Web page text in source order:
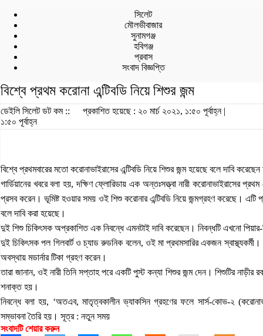
সিলেট
মৌলভীবাজার
সুনামগঞ্জ
হবিগঞ্জ
প্রবাস
সংবাদ বিজ্ঞপ্তি
বিশ্বে প্রথম করোনা এন্টিবডি নিয়ে শিশুর জন্ম
ডেইলি সিলেট ডট কম ::
প্রকাশিত হয়েছে : ২০ মার্চ ২০২১, ১:৫০ পূর্বাহ্ন |
১:৫০ পূর্বাহ্ন
বিশ্বে প্রথমবারের মতো করোনাভাইরাসের এন্টিবডি নিয়ে শিশুর জন্ম হয়েছে বলে দাবি
গার্ডিয়ানের খবরে বলা হয়, দক্ষিণ ফ্লোরিডায় এক অন্তঃসত্ত্বা নারী করোনাভাইরাসের
প্রসব করেন। ভূমিষ্ট হওয়ার সময় ওই শিশু করোনার এন্টিবডি নিয়ে জন্মগ্রহণ করেছে। এটি
বলে দাবি করা হয়েছে।
দুই শিশু চিকিৎসক অপ্রকাশিত এক নিবন্ধে এমনটাই দাবি করেছেন। নিবন্ধটি এখনো
দুই চিকিৎসক পল গিলবার্ট ও চ্যাড রুডনিক বলেন, ওই মা প্রথমসারির একজন স্বাস্থ্যকর্মী।
অবস্থায় মডার্নার টিকা গ্রহণ করেন।
তারা জানান, ওই নারী তিনি সপ্তাহ পরে একটি পুস্ট কন্যা শিশুর জন্ম দেন। শিশুটির নাড়ীর
শনাক্ত হয়।
নিবন্ধে বলা হয়, ‘অতএব, মাতৃত্বকালীন ভ্যাকসিন গ্রহণের ফলে সার্স-কোভ-২
সম্ভাবনা তৈরি হয়। সূত্র : নতুন সময়
সংবাদটি শেয়ার করুন